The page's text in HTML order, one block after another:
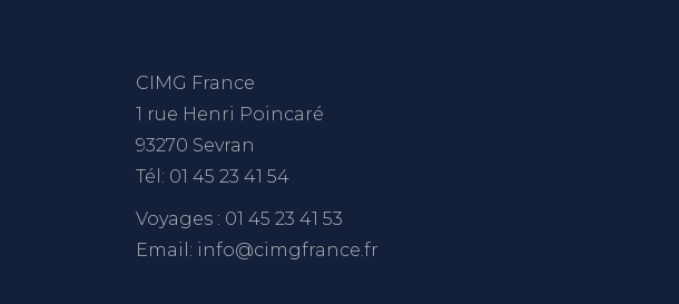
CIMG France
1 rue Henri Poincaré
93270 Sevran
Tél: 01 45 23 41 54
Voyages : 01 45 23 41 53
Email: info@cimgfrance.fr